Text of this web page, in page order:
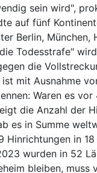
sein wird",
auf fünf
Berlin,
Todesstrafe"
die
mit Ausnahme
Waren es
die Anzahl der
es in Summe
Hinrichtungen in
wurden in 52
bleiben, muss